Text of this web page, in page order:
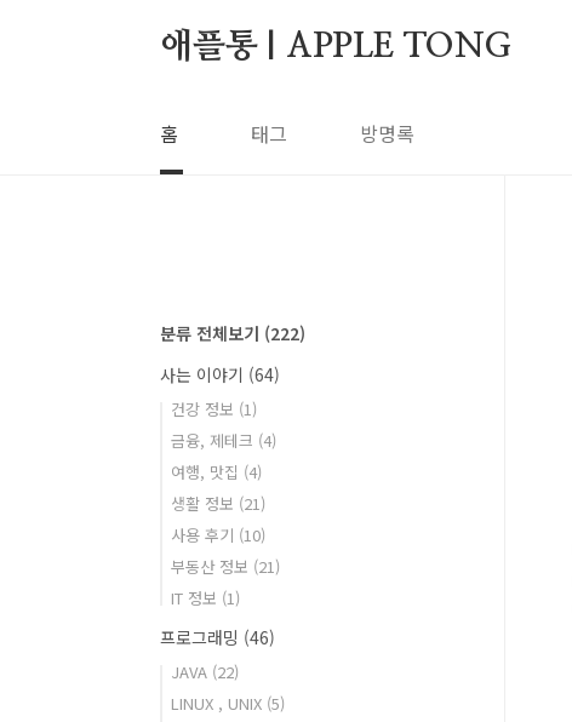
애플통 | APPLE TONG
홈 태그 방명록
분류 전체보기 (222)
사는 이야기 (64)
건강 정보 (1)
금융, 제테크 (4)
여행, 맛집 (4)
생활 정보 (21)
사용 후기 (10)
부동산 정보 (21)
IT 정보 (1)
프로그래밍 (46)
JAVA (22)
LINUX , UNIX (5)